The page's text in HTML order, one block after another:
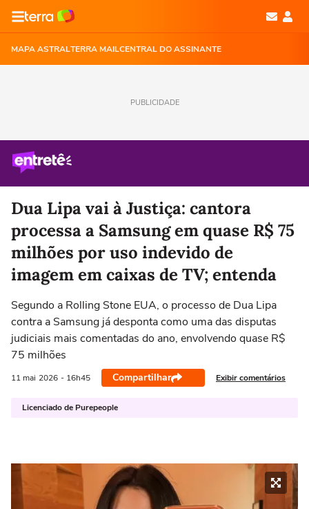
MAPA ASTRALTERRA MAILCENTRAL DO ASSINANTE
PUBLICIDADE
Dua Lipa vai à Justiça: cantora
processa a Samsung em quase R$ 75
milhões por uso indevido de
imagem em caixas de TV; entenda
Segundo a Rolling Stone EUA, o processo de Dua Lipa
contra a Samsung já desponta como uma das disputas
judiciais mais comentadas do ano, envolvendo quase R$
75 milhões
11 mai 2026 - 16h45 Compartilhar Exibir comentários
Licenciado de Purepeople